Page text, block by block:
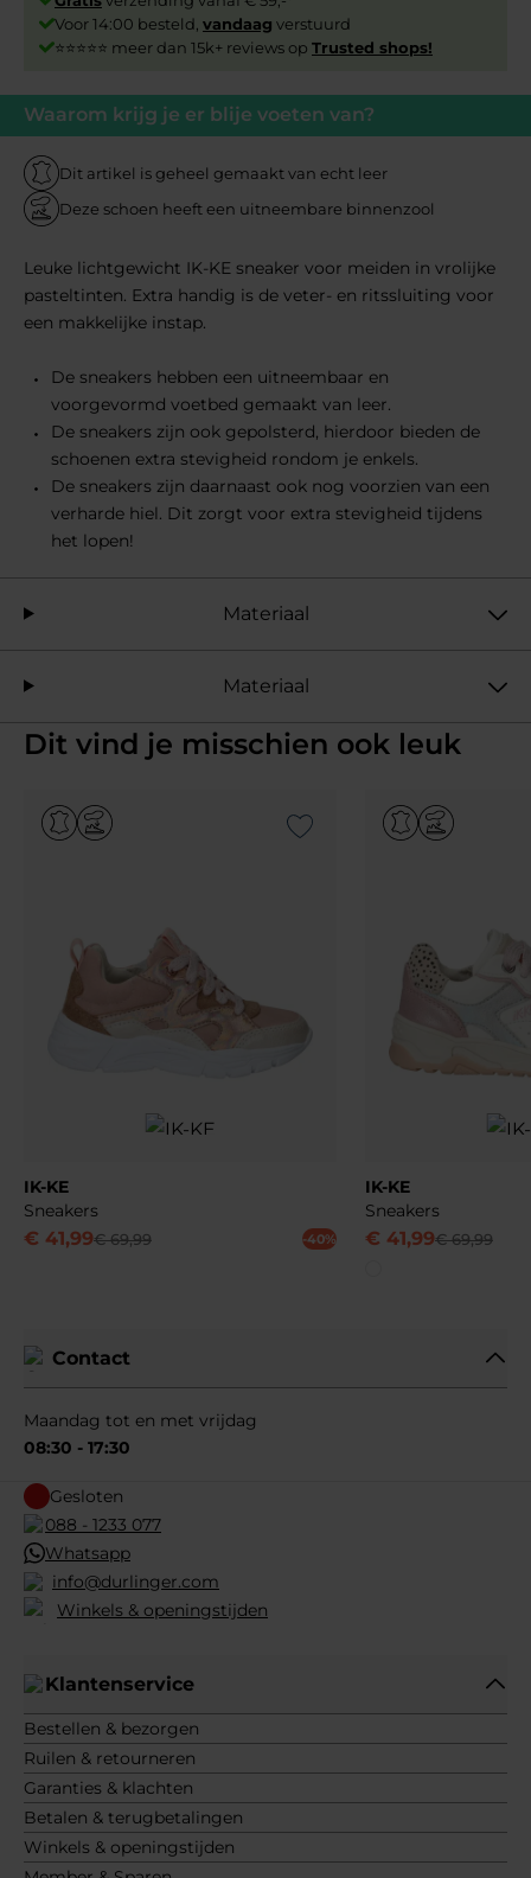
Waarom krijg je er blije voeten van?
Dit artikel is geheel gemaakt van echt leer
Deze schoen heeft een uitneembare binnenzool
Leuke lichtgewicht IK-KE sneaker voor meiden in vrolijke
pasteltinten. Extra handig is de veter- en ritssluiting voor
een makkelijke instap.
De sneakers hebben een uitneembaar en
voorgevormd voetbed gemaakt van leer.
De sneakers zijn ook gepolsterd, hierdoor bieden de
schoenen extra stevigheid rondom je enkels.
De sneakers zijn daarnaast ook nog voorzien van een
verharde hiel. Dit zorgt voor extra stevigheid tijdens
het lopen!
Materiaal
Materiaal
Voor 14:00 besteld, vandaag verstuurd
⭐⭐⭐⭐⭐ meer dan 15k+ reviews op Trusted shops!
Dit vind je misschien ook leuk
Add to Wishlist
IK-KE
Sneakers
€ 41,99€ 69,99 -40%
IK-KE
Sneakers
€ 41,99€ 69,99
Contact
Maandag tot en met vrijdag
08:30 - 17:30
Gesloten
088 - 1233 077
Whatsapp
info@durlinger.com
Winkels & openingstijden
Klantenservice
Bestellen & bezorgen
Ruilen & retourneren
Garanties & klachten
Betalen & terugbetalingen
Winkels & openingstijden